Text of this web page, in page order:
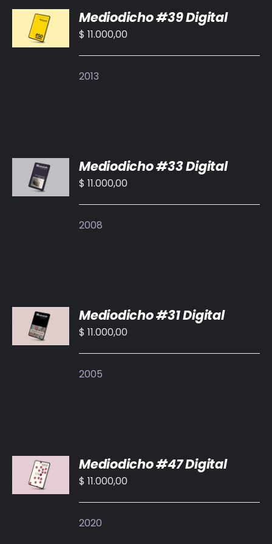
AL
CARRITO
/
Mediodicho #39 Digital
$ 11.000,00
2013
AL
CARRITO
/
Mediodicho #33 Digital
$ 11.000,00
2008
AL
CARRITO
/
Mediodicho #31 Digital
$ 11.000,00
2005
AL
CARRITO
/
Mediodicho #47 Digital
$ 11.000,00
2020